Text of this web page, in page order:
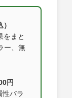
をまと
ー、無
円
性バラ